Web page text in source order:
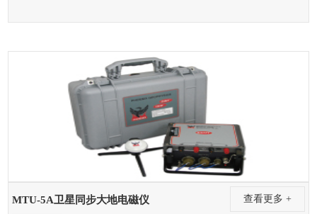
MTU-5A卫星同步大地电磁仪 查看更多 +